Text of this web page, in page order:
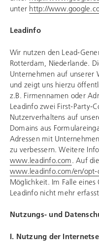
unter http://
Leadinfo
Wir nutzen den Lead-
Rotterdam, Niederlande.
Unternehmen auf unserer
und zeigt uns hierzu
z.B. Firmennamen oder
Leadinfo zwei First-Party-
Nutzerverhaltens auf
Domains aus
Adressen mit
zu verbessern. Weitere
www.leadinfo.com. Auf
www.leadinfo.com/en/
Möglichkeit. Im Falle
Leadinfo nicht mehr
Nutzungs- und
I. Nutzung der